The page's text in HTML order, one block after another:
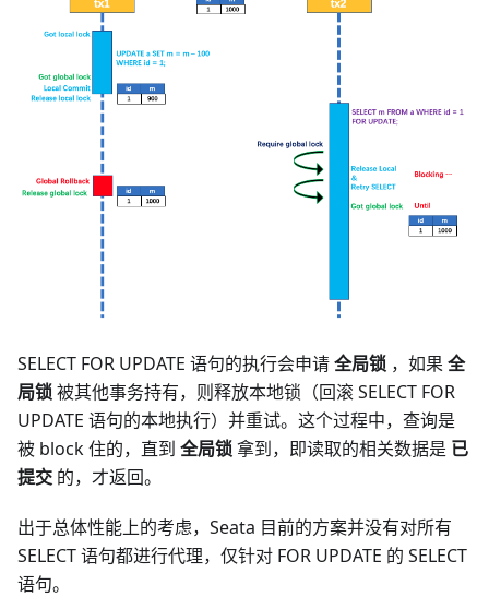
SELECT FOR UPDATE 语句的执行会申请全局锁 ，如果 全
局锁被其他事务持有，则释放本地锁（回滚 SELECT FOR
UPDATE 语句的本地执行）并重试。这个过程中，查询是
被 block 住的，直到 全局锁拿到，即读取的相关数据是 已
提交 的，才返回。
出于总体性能上的考虑，Seata 目前的方案并没有对所有
SELECT 语句都进行代理，仅针对 FOR UPDATE 的 SELECT
语句。